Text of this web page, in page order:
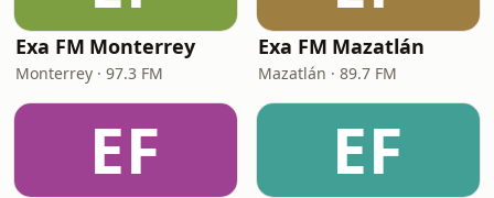
Exa FM Monterrey
Monterrey · 97.3 FM
Exa FM Mazatlán
Mazatlán · 89.7 FM
EF EF